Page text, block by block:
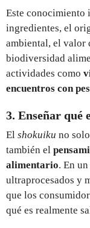
Este conocimiento
ingredientes, el
ambiental, el valor
biodiversidad
actividades como
encuentros con
3. Enseñar qué
El shokuiku no
también el
alimentario. En
ultraprocesados y
que los
qué es realmente